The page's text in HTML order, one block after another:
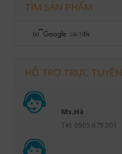
TÌM SẢN PHẨM
HỖ TRỢ TRỰC TUYẾN
Ms.Hà
Tel: 0905.679.001